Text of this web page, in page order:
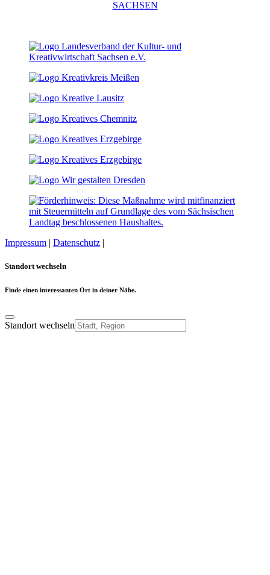
Impressum | Datenschutz |
Standort wechseln
Finde einen interessanten Ort in deiner Nähe.
Standort wechseln